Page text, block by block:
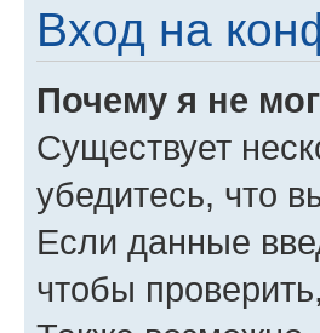
Вход на
Почему я не
Существует
убедитесь, что
Если данные
чтобы